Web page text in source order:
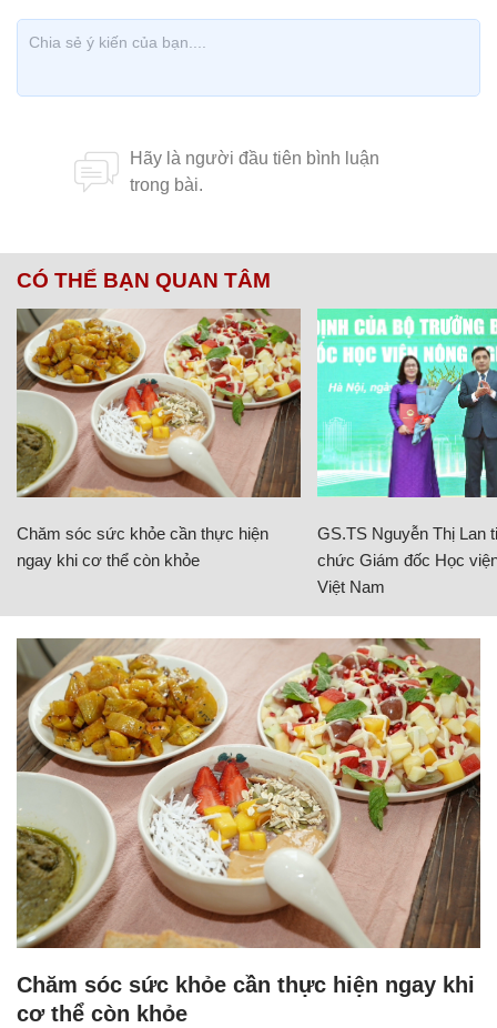
CÓ THỂ BẠN QUAN TÂM
Chăm sóc sức khỏe cần thực hiện
ngay khi cơ thể còn khỏe
GS.TS Nguyễn Thị Lan
chức Giám đốc Học
Việt Nam
Chăm sóc sức khỏe cần thực hiện ngay khi
cơ thể còn khỏe